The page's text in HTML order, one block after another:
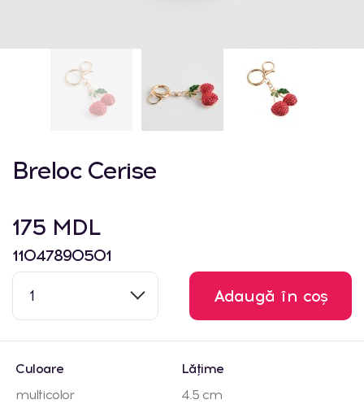
Breloc Cerise
175 MDL
11047890501
1 Adaugă în coș
Culoare
multicolor
Lățime
4.5 cm